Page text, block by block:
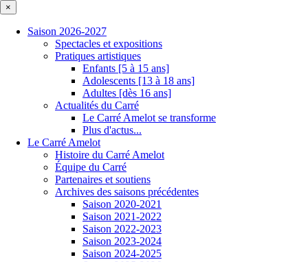
×
Saison 2026-2027
Spectacles et expositions
Pratiques artistiques
Enfants [5 à 15 ans]
Adolescents [13 à 18 ans]
Adultes [dès 16 ans]
Actualités du Carré
Le Carré Amelot se transforme
Plus d'actus...
Le Carré Amelot
Histoire du Carré Amelot
Équipe du Carré
Partenaires et soutiens
Archives des saisons précédentes
Saison 2020-2021
Saison 2021-2022
Saison 2022-2023
Saison 2023-2024
Saison 2024-2025